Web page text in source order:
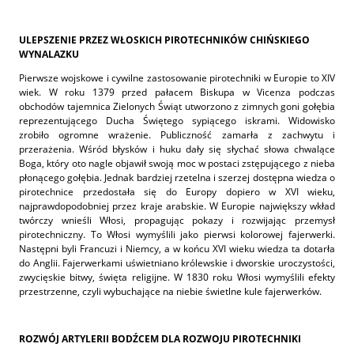
ULEPSZENIE PRZEZ WŁOSKICH PIROTECHNIKÓW CHIŃSKIEGO
WYNALAZKU
Pierwsze wojskowe i cywilne zastosowanie pirotechniki w Europie to XIV
wiek. W roku 1379 przed pałacem Biskupa w Vicenza podczas
obchodów tajemnica Zielonych Świąt utworzono z zimnych goni gołębia
reprezentującego Ducha Świętego sypiącego iskrami. Widowisko
zrobiło ogromne wrażenie. Publiczność zamarła z zachwytu i
przerażenia. Wśród błysków i huku dały się słychać słowa chwalące
Boga, który oto nagle objawił swoją moc w postaci zstępującego z nieba
płonącego gołębia. Jednak bardziej rzetelna i szerzej dostępna wiedza o
pirotechnice przedostała się do Europy dopiero w XVI wieku,
najprawdopodobniej przez kraje arabskie. W Europie największy wkład
twórczy wnieśli Włosi, propagując pokazy i rozwijając przemysł
pirotechniczny. To Włosi wymyślili jako pierwsi kolorowej fajerwerki.
Następni byli Francuzi i Niemcy, a w końcu XVI wieku wiedza ta dotarła
do Anglii. Fajerwerkami uświetniano królewskie i dworskie uroczystości,
zwycięskie bitwy, święta religijne. W 1830 roku Włosi wymyślili efekty
przestrzenne, czyli wybuchające na niebie świetlne kule fajerwerków.
ROZWÓJ ARTYLERII BODŹCEM DLA ROZWOJU PIROTECHNIKI